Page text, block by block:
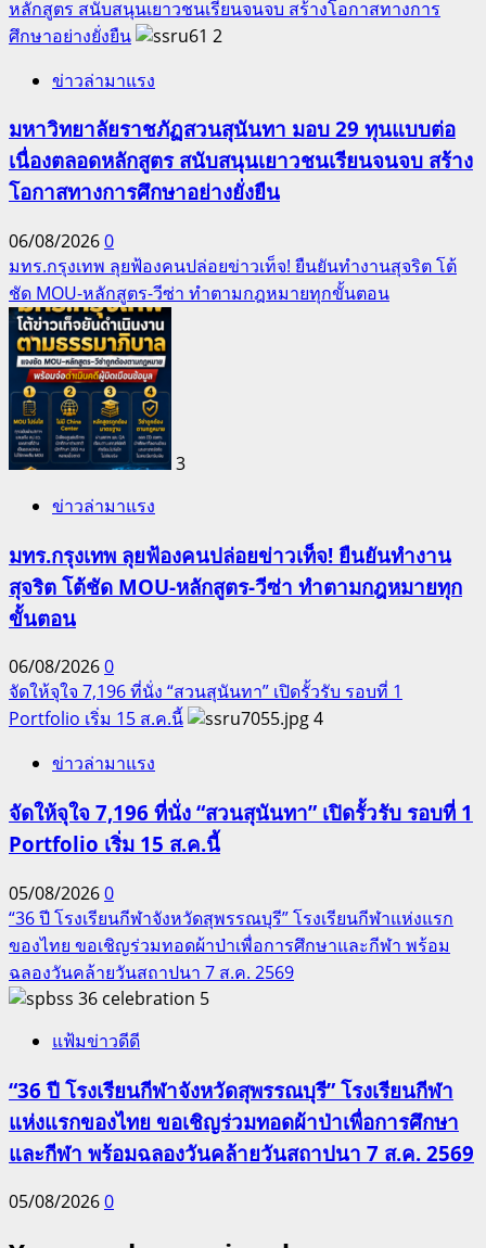
หลักสูตร สนับสนุนเยาวชนเรียนจนจบ สร้างโอกาสทางการ
ศึกษาอย่างยั่งยืน
2
ข่าวล่ามาแรง
มหาวิทยาลัยราชภัฏสวนสุนันทา มอบ 29 ทุนแบบต่อ
เนื่องตลอดหลักสูตร สนับสนุนเยาวชนเรียนจนจบ สร้าง
โอกาสทางการศึกษาอย่างยั่งยืน
06/08/20260
มทร.กรุงเทพ ลุยฟ้องคนปล่อยข่าวเท็จ! ยืนยันทำงานสุจริต โต้
ชัด MOU-หลักสูตร-วีซ่า ทำตามกฎหมายทุกขั้นตอน
3
ข่าวล่ามาแรง
มทร.กรุงเทพ ลุยฟ้องคนปล่อยข่าวเท็จ! ยืนยันทำงาน
สุจริต โต้ชัด MOU-หลักสูตร-วีซ่า ทำตามกฎหมายทุก
ขั้นตอน
06/08/20260
จัดให้จุใจ 7,196 ที่นั่ง “สวนสุนันทา” เปิดรั้วรับ รอบที่ 1
Portfolio เริ่ม 15 ส.ค.นี้
4
ข่าวล่ามาแรง
จัดให้จุใจ 7,196 ที่นั่ง “สวนสุนันทา” เปิดรั้วรับ รอบที่ 1
Portfolio เริ่ม 15 ส.ค.นี้
05/08/20260
“36 ปี โรงเรียนกีฬาจังหวัดสุพรรณบุรี” โรงเรียนกีฬาแห่งแรก
ของไทย ขอเชิญร่วมทอดผ้าป่าเพื่อการศึกษาและกีฬา พร้อม
ฉลองวันคล้ายวันสถาปนา 7 ส.ค. 2569
5
แฟ้มข่าวดีดี
“36 ปี โรงเรียนกีฬาจังหวัดสุพรรณบุรี” โรงเรียนกีฬา
แห่งแรกของไทย ขอเชิญร่วมทอดผ้าป่าเพื่อการศึกษา
และกีฬา พร้อมฉลองวันคล้ายวันสถาปนา 7 ส.ค. 2569
05/08/20260